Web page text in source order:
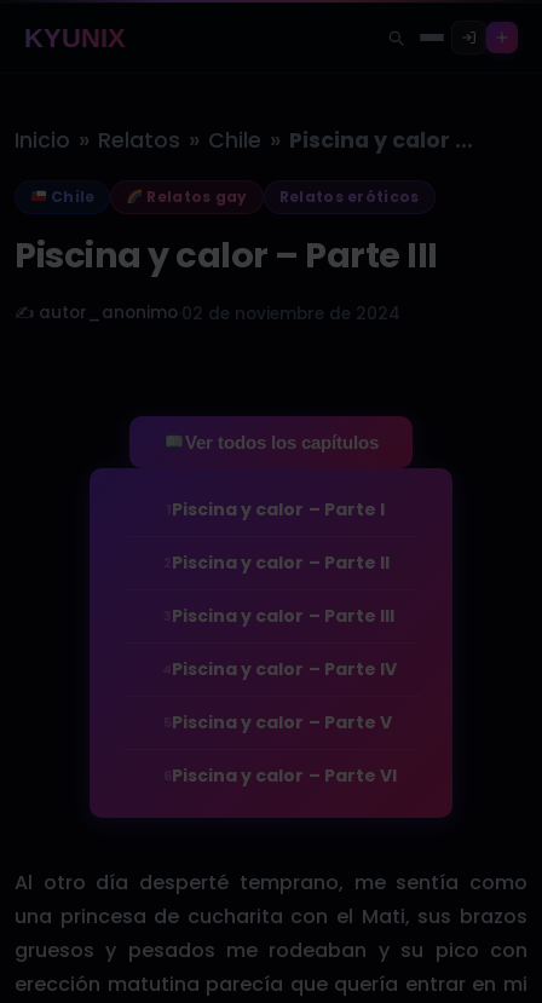
KYUNIX
Inicio » Relatos » Chile » Piscina y calor – Parte III
Chile Relatos gay Relatos eróticos
Piscina y calor – Parte III
✍️ autor_anonimo 02 de noviembre de 2024
Ver todos los capítulos
Piscina y calor – Parte I
Piscina y calor – Parte II
Piscina y calor – Parte III
Piscina y calor – Parte IV
Piscina y calor – Parte V
Piscina y calor – Parte VI
Al otro día desperté temprano, me sentía como
una princesa de cucharita con el Mati, sus brazos
gruesos y pesados me rodeaban y su pico con
erección matutina parecía que quería entrar en mi